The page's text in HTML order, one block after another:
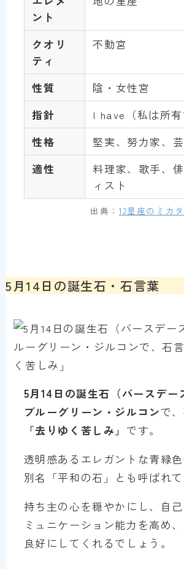
ント
クオリ
ティ
不動宮
性質
陰・女性宮
指針
I have（私は所有
性格
堅実、努力家、
適性
料理家、歌手、
ィスト
出典： 12星座のミカタ
5月14日の誕生石・石言葉
5月 14 日の誕生石（バースデー
ブルーグリーン・ジルコンで、
「去りゆく苦しみ」 です。
透明感あるエレガントな青緑色
別名「平和の石」とも呼ばれて
持ち主の心を穏やかにし、自
ミュニケーション能力を高め
良好にしてくれるでしょう。